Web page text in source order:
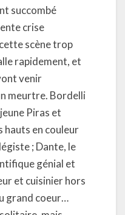
succombé
crise
scène trop
rapidement, et
venir
meurtre. Bordelli
Piras et
hauts en couleur
; Dante, le
génial et
et cuisinier hors
grand coeur…